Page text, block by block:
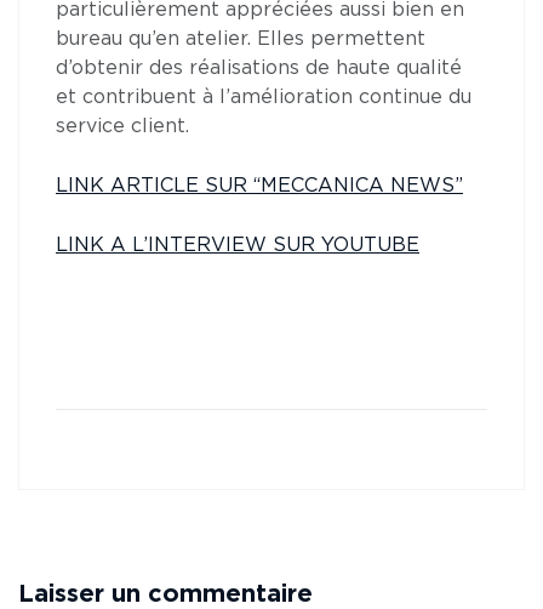
particulièrement appréciées aussi bien en
bureau qu’en atelier. Elles permettent
d’obtenir des réalisations de haute qualité
et contribuent à l’amélioration continue du
service client.
LINK ARTICLE SUR “MECCANICA NEWS”
LINK A L’INTERVIEW SUR YOUTUBE
Laisser un commentaire